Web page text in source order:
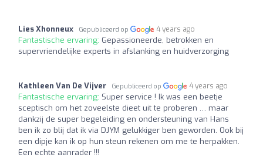
Lies Xhonneux Gepubliceerd op 4 years ago
Fantastische ervaring: Gepassioneerde, betrokken en
supervriendelijke experts in afslanking en huidverzorging
Kathleen Van De Vijver Gepubliceerd op 4 years ago
Fantastische ervaring: Super service ! Ik was een beetje
sceptisch om het zoveelste dieet uit te proberen … maar
dankzij de super begeleiding en ondersteuning van Hans
ben ik zo blij dat ik via DJYM gelukkiger ben geworden. Ook bij
een dipje kan ik op hun steun rekenen om me te herpakken.
Een echte aanrader !!!